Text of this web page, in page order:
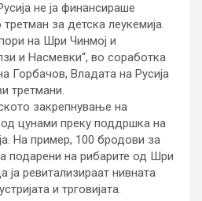
не ја финансираше
третман за детска леукемија.
на Шри Чинмој и
и Насмевки“, во соработка
Горбачов, Владата на Русија
третмани.
закрепнување на
од цунами преку поддршка на
На пример, 100 бродови за
подарени на рибарите од Шри
ја ревитализираат нивната
и трговијата.